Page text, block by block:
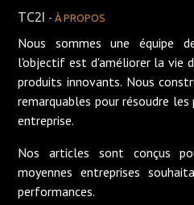
TC2I - À PROPOS
Nous sommes une équipe
l'objectif est d'améliorer la vie
produits innovants. Nous
remarquables pour résoudre
entreprise.
Nos articles sont conçus
moyennes entreprises
performances.